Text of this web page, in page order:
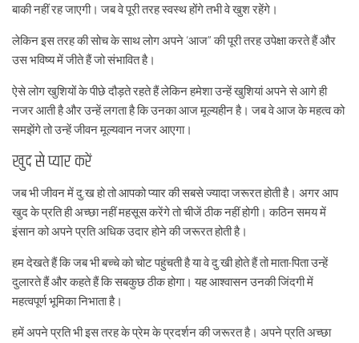
बाकी नहीं रह जाएगी। जब वे पूरी तरह स्वस्थ होंगे तभी वे खुश रहेंगे।
लेकिन इस तरह की सोच के साथ लोग अपने ‘आज” की पूरी तरह उपेक्षा करते हैं और
उस भविष्य में जीते हैं जो संभावित है।
ऐसे लोग खुशियों के पीछे दौड़ते रहते हैं लेकिन हमेशा उन्हें खुशियां अपने से आगे ही
नजर आती है और उन्हें लगता है कि उनका आज मूल्यहीन है। जब वे आज के महत्व को
समझेंगे तो उन्हें जीवन मूल्यवान नजर आएगा।
खुद से प्यार करें
जब भी जीवन में दु:ख हो तो आपको प्यार की सबसे ज्यादा जरूरत होती है। अगर आप
खुद के प्रति ही अच्छा नहीं महसूस करेंगे तो चीजें ठीक नहीं होगी। कठिन समय में
इंसान को अपने प्रति अधिक उदार होने की जरूरत होती है।
हम देखते हैं कि जब भी बच्चे को चोट पहुंचती है या वे दु:खी होते हैं तो माता-पिता उन्हें
दुलारते हैं और कहते हैं कि सबकुछ ठीक होगा। यह आश्वासन उनकी जिंदगी में
महत्वपूर्ण भूमिका निभाता है।
हमें अपने प्रति भी इस तरह के प्रेम के प्रदर्शन की जरूरत है। अपने प्रति अच्छा